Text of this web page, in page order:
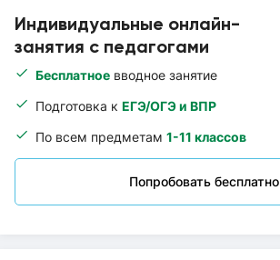
Индивидуальные онлайн-
занятия с педагогами
Бесплатное вводное занятие
Подготовка к ЕГЭ/ОГЭ и ВПР
По всем предметам 1-11 классов
Попробовать бесплатно